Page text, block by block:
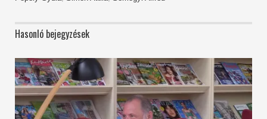
Hasonló bejegyzések